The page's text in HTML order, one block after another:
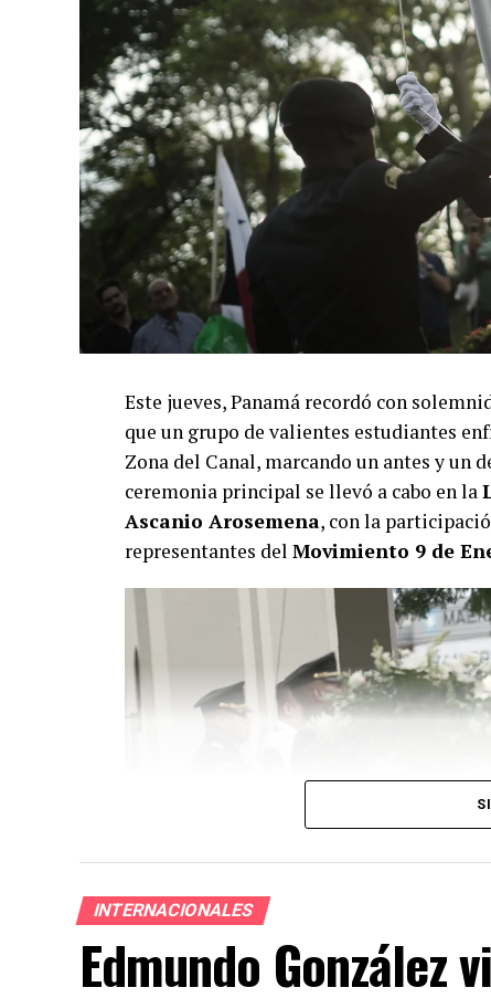
Este jueves, Panamá recordó con
que un grupo de valientes estudiantes
Zona del Canal, marcando un antes y un
ceremonia principal se llevó a cabo en la
Ascanio Arosemena, con la
representantes del Movimiento 9 de
INTERNACIONALES
Edmundo González